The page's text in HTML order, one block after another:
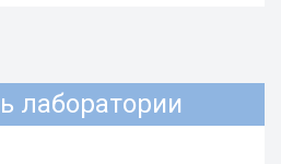
лаборатории